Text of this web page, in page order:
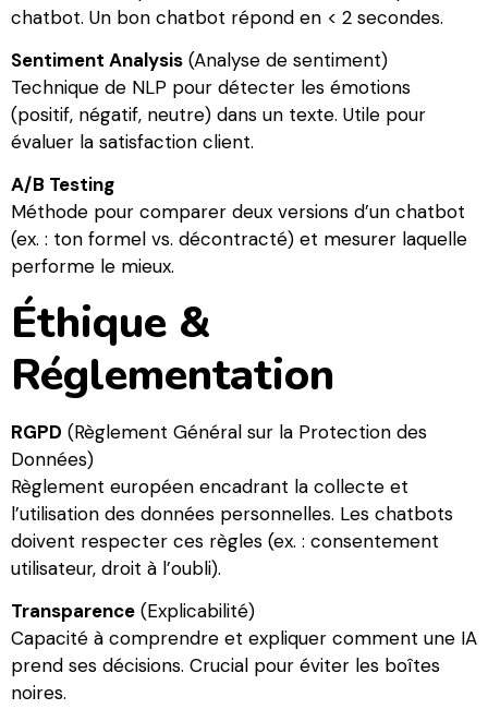
chatbot. Un bon chatbot répond en < 2 secondes.
Sentiment Analysis (Analyse de sentiment)
Technique de NLP pour détecter les émotions
(positif, négatif, neutre) dans un texte. Utile pour
évaluer la satisfaction client.
A/B Testing
Méthode pour comparer deux versions d’un chatbot
(ex. : ton formel vs. décontracté) et mesurer laquelle
performe le mieux.
Éthique &
Réglementation
RGPD (Règlement Général sur la Protection des
Données)
Règlement européen encadrant la collecte et
l’utilisation des données personnelles. Les chatbots
doivent respecter ces règles (ex. : consentement
utilisateur, droit à l’oubli).
Transparence (Explicabilité)
Capacité à comprendre et expliquer comment une IA
prend ses décisions. Crucial pour éviter les boîtes
noires.